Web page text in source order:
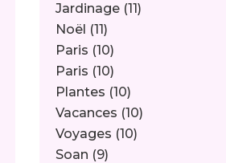
Jardinage (11)
Noël (11)
Paris (10)
Paris (10)
Plantes (10)
Vacances (10)
Voyages (10)
Soan (9)